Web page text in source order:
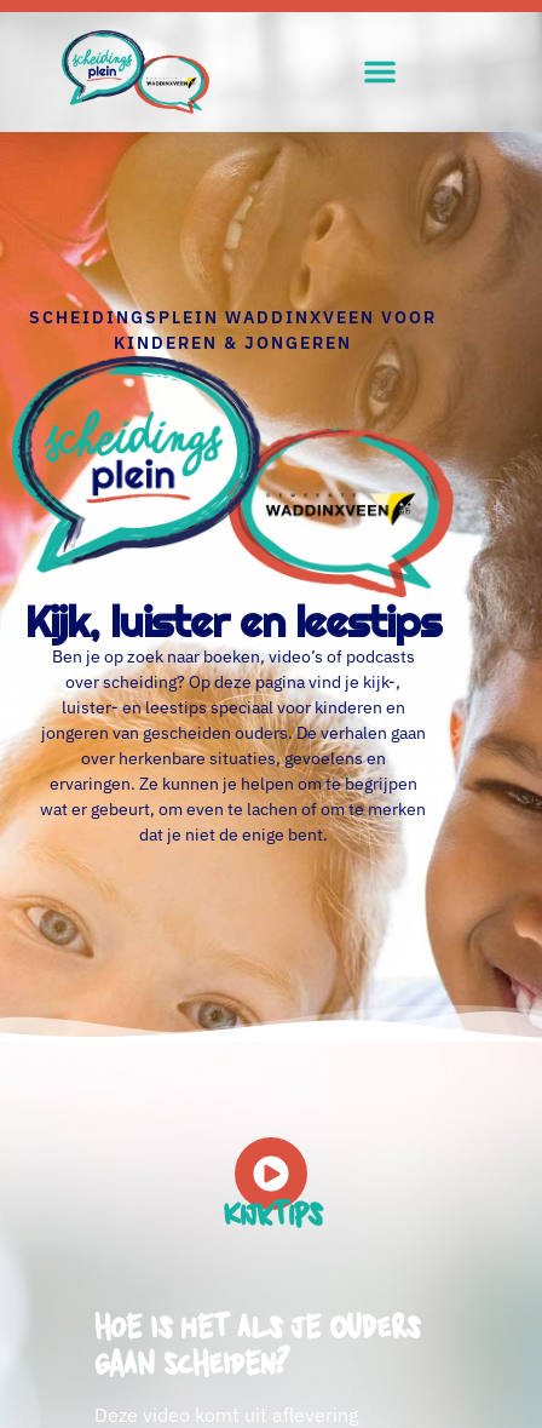
SCHEIDINGSPLEIN WADDINXVEEN VOOR
KINDEREN & JONGEREN
Kijk, luister en leestips
Ben je op zoek naar boeken, video’s of podcasts
over scheiding? Op deze pagina vind je kijk-,
luister- en leestips speciaal voor kinderen en
jongeren van gescheiden ouders. De verhalen gaan
over herkenbare situaties, gevoelens en
ervaringen. Ze kunnen je helpen om te begrijpen
wat er gebeurt, om even te lachen of om te merken
dat je niet de enige bent.
Kijktips
Hoe is het als je ouders
gaan scheiden?
Deze video komt uit aflevering